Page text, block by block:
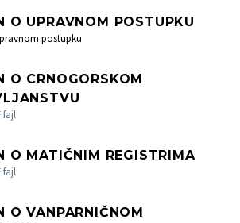
O UPRAVNOM POSTUPKU
postupku
O CRNOGORSKOM
fajl
O MATIČNIM REGISTRIMA
fajl
O VANPARNIČNOM